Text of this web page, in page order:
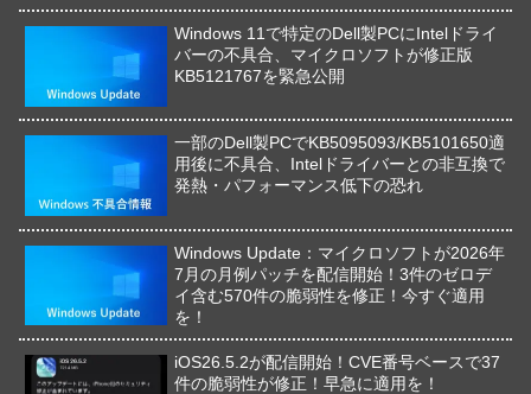
Windows 11で特定のDell製PCにIntelドライ
バーの不具合、マイクロソフトが修正版
KB5121767を緊急公開
一部のDell製PCでKB5095093/KB5101650適
用後に不具合、Intelドライバーとの非互換で
発熱・パフォーマンス低下の恐れ
Windows Update：マイクロソフトが2026年
7月の月例パッチを配信開始！3件のゼロデ
イ含む570件の脆弱性を修正！今すぐ適用
を！
iOS26.5.2が配信開始！CVE番号ベースで37
件の脆弱性が修正！早急に適用を！